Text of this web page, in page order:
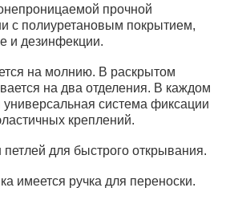
прочной
с полиуретановым покрытием,
и дезинфекции.
на молнию. В раскрытом
на два отделения. В каждом
универсальная система фиксации
креплений.
для быстрого открывания.
имеется ручка для переноски.